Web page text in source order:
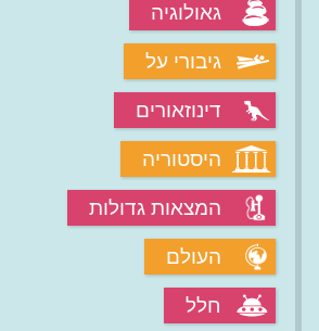
גאולוגיה
גיבורי על
דינוזאורים
היסטוריה
המצאות גדולות
העולם
חלל